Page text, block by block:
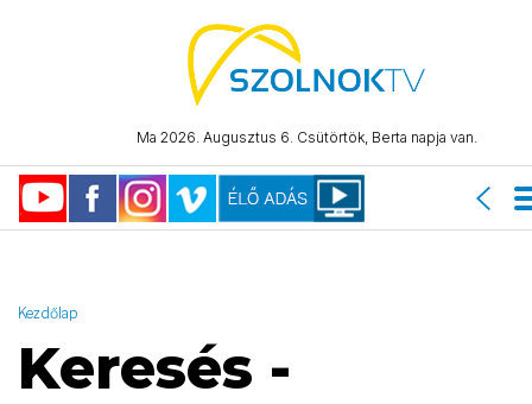
Ma 2026. Augusztus 6. Csütörtök, Berta napja van.
"2022-08-31 23:59:59" )
Kezdőlap
Keresés -